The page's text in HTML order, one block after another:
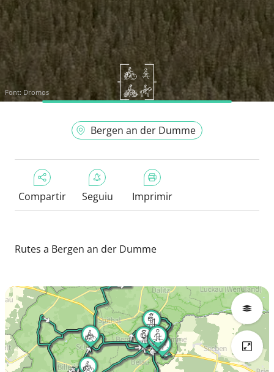
Font: Dromos
Bergen an der Dumme
Compartir Seguiu Imprimir
Rutes a Bergen an der Dumme